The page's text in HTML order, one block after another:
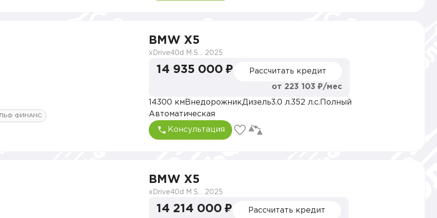
ФИНАНС
BMW X5
2025
14 935 000 ₽ Рассчитать кредит
от 223 103 ₽/мес
14300 км ВнедорожникДизель3.0 л.352 л.с. Полный
Автоматическая
Консультация
BMW X5
2025
14 214 000 ₽ Рассчитать кредит